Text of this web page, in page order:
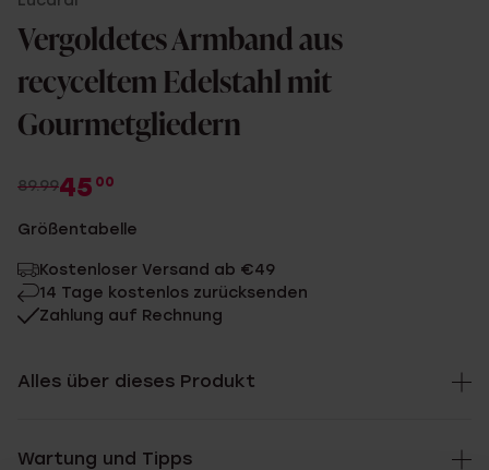
Vergoldetes Armband aus
recyceltem Edelstahl mit
Gourmetgliedern
89.9945 00
Größentabelle
Kostenloser Versand ab €49
14 Tage kostenlos zurücksenden
Zahlung auf Rechnung
Alles über dieses Produkt
Wartung und Tipps